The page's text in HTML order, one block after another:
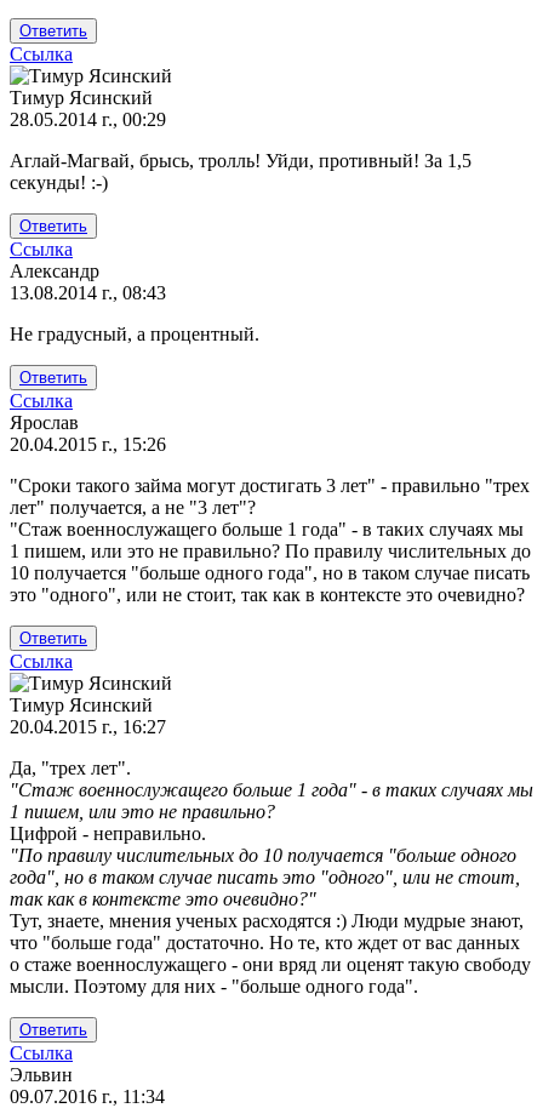
Ответить
Ссылка
Тимур Ясинский
28.05.2014 г., 00:29
Ответ
на
всё
же,
меня
заинтересовал
Аглай-
Аглай-Магвай, брысь, тролль! Уйди, противный! За 1,5
секунды! :-)
Ответить
Ссылка
Александр
13.08.2014 г., 08:43
Не градусный, а процентный.
Ответить
Ссылка
Ярослав
20.04.2015 г., 15:26
"Сроки такого займа могут достигать 3 лет" - правильно "трех
лет" получается, а не "3 лет"?
"Стаж военнослужащего больше 1 года" - в таких случаях мы
1 пишем, или это не правильно? По правилу числительных до
10 получается "больше одного года", но в таком случае писать
это "одного", или не стоит, так как в контексте это очевидно?
Ответить
Ссылка
Тимур Ясинский
20.04.2015 г., 16:27
Ответ
на
"Сроки
такого
займа
могут
от
Ярослав
Да, "трех лет".
"Стаж военнослужащего больше 1 года" - в таких случаях мы
1 пишем, или это не правильно?
Цифрой - неправильно.
"По правилу числительных до 10 получается "больше одного
года", но в таком случае писать это "одного", или не стоит,
так как в контексте это очевидно?"
Тут, знаете, мнения ученых расходятся :) Люди мудрые знают,
что "больше года" достаточно. Но те, кто ждет от вас данных
о стаже военнослужащего - они вряд ли оценят такую свободу
мысли. Поэтому для них - "больше одного года".
Ответить
Ссылка
Эльвин
09.07.2016 г., 11:34